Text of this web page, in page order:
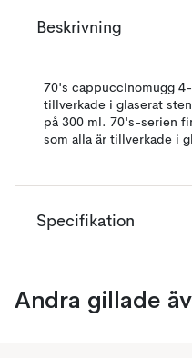
Beskrivning
70's cappuccinomugg
tillverkade i glaserat
på 300 ml. 70's-serien
som alla är tillverkade i
Specifikation
Andra gillade